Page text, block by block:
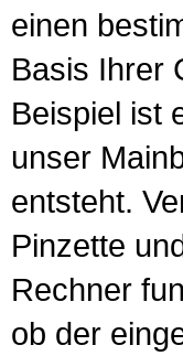
einen
Basis Ihrer
Beispiel ist
unser
entsteht.
Pinzette
Rechner
ob der